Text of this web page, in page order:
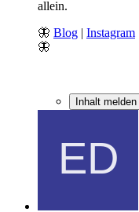
allein.
🦋 Blog | Instagram
🦋
Inhalt melden